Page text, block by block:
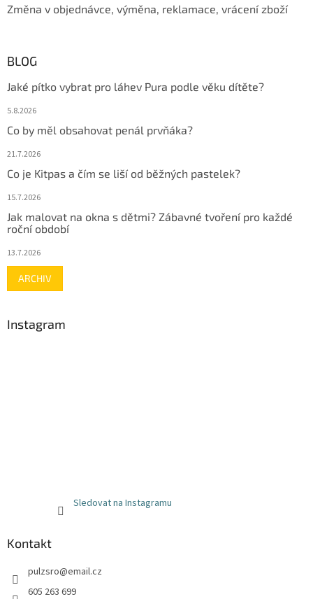
Změna v objednávce, výměna, reklamace, vrácení zboží
BLOG
Jaké pítko vybrat pro láhev Pura podle věku dítěte?
5.8.2026
Co by měl obsahovat penál prvňáka?
21.7.2026
Co je Kitpas a čím se liší od běžných pastelek?
15.7.2026
Jak malovat na okna s dětmi? Zábavné tvoření pro každé
roční období
13.7.2026
ARCHIV
Instagram
Sledovat na Instagramu
Kontakt
pulzsro@email.cz
605 263 699